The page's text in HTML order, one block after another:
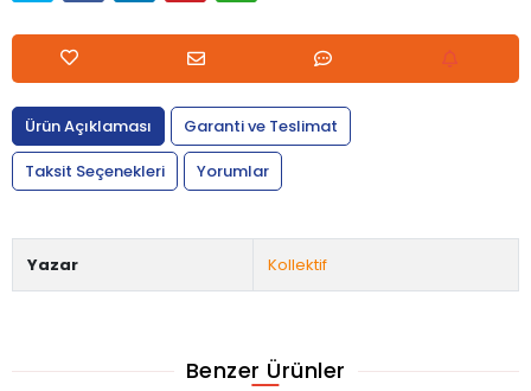
Ürün Açıklaması
Garanti ve Teslimat
Taksit Seçenekleri
Yorumlar
Yazar Kollektif
Benzer Ürünler